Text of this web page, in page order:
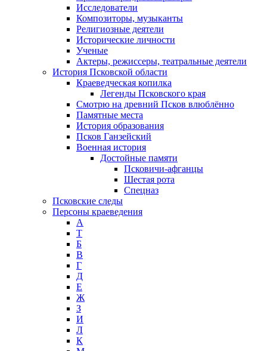
Исследователи
Композиторы, музыканты
Религиозные деятели
Исторические личности
Ученые
Актеры, режиссеры, театральные деятели
История Псковской области
Краеведческая копилка
Легенды Псковского края
Смотрю на древний Псков влюблённо
Памятные места
История образования
Псков Ганзейский
Военная история
Достойные памяти
Псковичи-афганцы
Шестая рота
Спецназ
Псковские следы
Персоны краеведения
А
T
Б
В
Г
Д
Е
Ж
З
И
Л
К